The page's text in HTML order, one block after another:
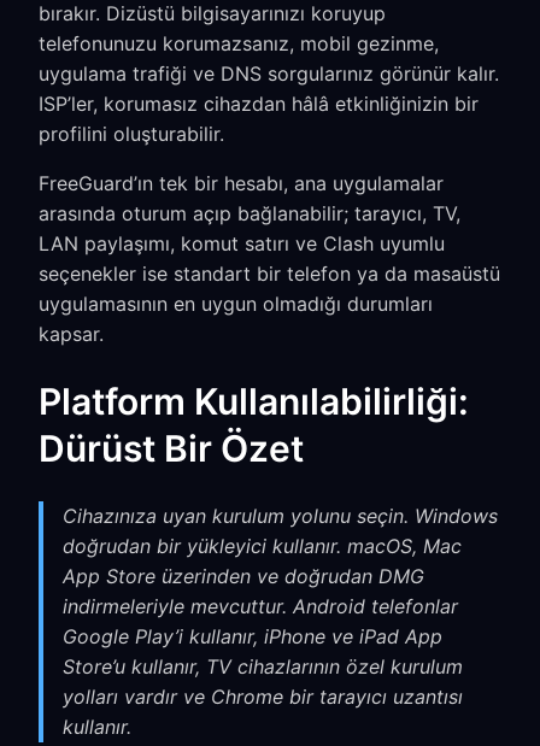
bırakır. Dizüstü bilgisayarınızı koruyup
telefonunuzu korumazsanız, mobil gezinme,
uygulama trafiği ve DNS sorgularınız görünür kalır.
ISP’ler, korumasız cihazdan hâlâ etkinliğinizin bir
profilini oluşturabilir.
FreeGuard’ın tek bir hesabı, ana uygulamalar
arasında oturum açıp bağlanabilir; tarayıcı, TV,
LAN paylaşımı, komut satırı ve Clash uyumlu
seçenekler ise standart bir telefon ya da masaüstü
uygulamasının en uygun olmadığı durumları
kapsar.
Platform Kullanılabilirliği:
Dürüst Bir Özet
Cihazınıza uyan kurulum yolunu seçin. Windows
doğrudan bir yükleyici kullanır. macOS, Mac
App Store üzerinden ve doğrudan DMG
indirmeleriyle mevcuttur. Android telefonlar
Google Play’i kullanır, iPhone ve iPad App
Store’u kullanır, TV cihazlarının özel kurulum
yolları vardır ve Chrome bir tarayıcı uzantısı
kullanır.